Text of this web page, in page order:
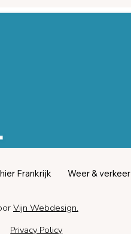
Frankrijk Weer & verkeer
Vijn Webdesign.
Privacy Policy